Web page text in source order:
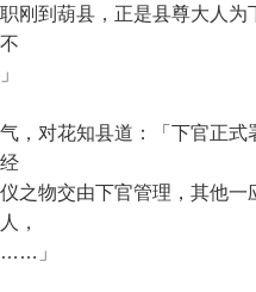
刚到葫县，正是县尊大人为
对花知县道：「下官正式
之物交由下官管理，其他一
，
……」